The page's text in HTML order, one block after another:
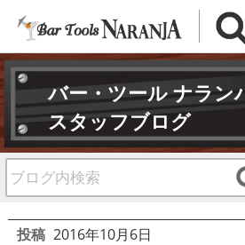
バー・ツール ナラン
スタッフブログ
投稿 2016年10月6日